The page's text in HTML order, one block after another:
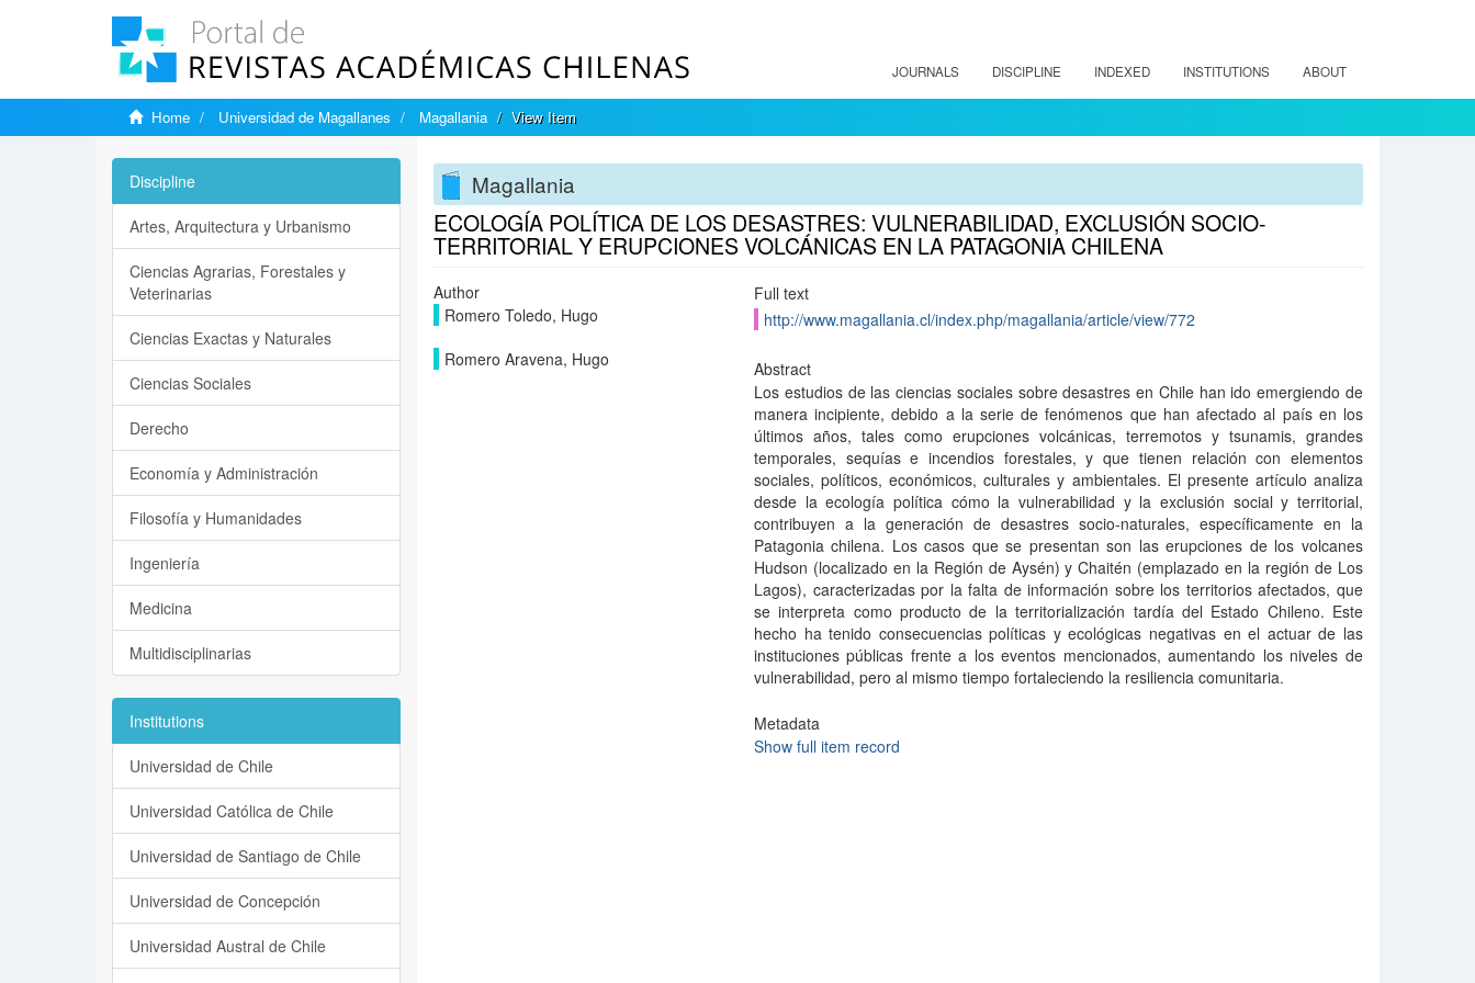
JOURNALS DISCIPLINE INDEXED INSTITUTIONS ABOUT
Home Universidad de Magallanes Magallania View Item
Magallania
ECOLOGÍA POLÍTICA DE LOS DESASTRES: VULNERABILIDAD, EXCLUSIÓN SOCIO-
TERRITORIAL Y ERUPCIONES VOLCÁNICAS EN LA PATAGONIA CHILENA
Author
Romero Toledo, Hugo
Romero Aravena, Hugo
Full text
http://www.magallania.cl/index.php/magallania/article/view/772
Abstract
Los estudios de las ciencias sociales sobre desastres en Chile han ido emergiendo de
manera incipiente, debido a la serie de fenómenos que han afectado al país en los
últimos años, tales como erupciones volcánicas, terremotos y tsunamis, grandes
temporales, sequías e incendios forestales, y que tienen relación con elementos
sociales, políticos, económicos, culturales y ambientales. El presente artículo analiza
desde la ecología política cómo la vulnerabilidad y la exclusión social y territorial,
contribuyen a la generación de desastres socio-naturales, específicamente en la
Patagonia chilena. Los casos que se presentan son las erupciones de los volcanes
Hudson (localizado en la Región de Aysén) y Chaitén (emplazado en la región de Los
Lagos), caracterizadas por la falta de información sobre los territorios afectados, que
se interpreta como producto de la territorialización tardía del Estado Chileno. Este
hecho ha tenido consecuencias políticas y ecológicas negativas en el actuar de las
instituciones públicas frente a los eventos mencionados, aumentando los niveles de
vulnerabilidad, pero al mismo tiempo fortaleciendo la resiliencia comunitaria.
Metadata
Show full item record
Discipline
Artes, Arquitectura y Urbanismo
Ciencias Agrarias, Forestales y
Veterinarias
Ciencias Exactas y Naturales
Ciencias Sociales
Derecho
Economía y Administración
Filosofía y Humanidades
Ingeniería
Medicina
Multidisciplinarias
Institutions
Universidad de Chile
Universidad Católica de Chile
Universidad de Santiago de Chile
Universidad de Concepción
Universidad Austral de Chile